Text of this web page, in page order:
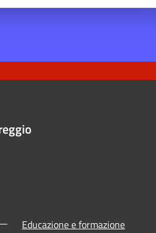
Educazione e formazione